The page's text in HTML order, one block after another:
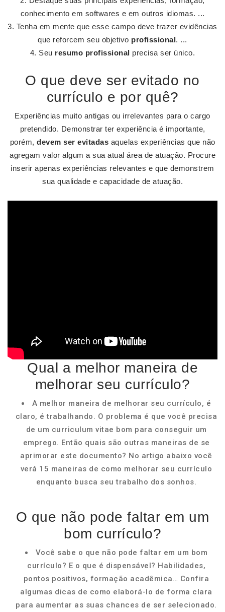
conhecimento em softwares e em outros idiomas. ...
Tenha em mente que esse campo deve trazer evidências
que reforcem seu objetivo profissional. ...
Seu resumo profissional precisa ser único.
O que deve ser evitado no
currículo e por quê?
Experiências muito antigas ou irrelevantes para o cargo
pretendido. Demonstrar ter experiência é importante,
porém, devem ser evitadas aquelas experiências que não
agregam valor algum a sua atual área de atuação. Procure
inserir apenas experiências relevantes e que demonstrem
sua qualidade e capacidade de atuação.
Qual a melhor maneira de
melhorar seu currículo?
A melhor maneira de melhorar seu currículo, é
claro, é trabalhando. O problema é que você precisa
de um curriculum vitae bom para conseguir um
emprego. Então quais são outras maneiras de se
aprimorar este documento? No artigo abaixo você
verá 15 maneiras de como melhorar seu currículo
enquanto busca seu trabalho dos sonhos.
O que não pode faltar em um
bom currículo?
Você sabe o que não pode faltar em um bom
currículo? E o que é dispensável? Habilidades,
pontos positivos, formação acadêmica… Confira
algumas dicas de como elaborá-lo de forma clara
para aumentar as suas chances de ser selecionado.